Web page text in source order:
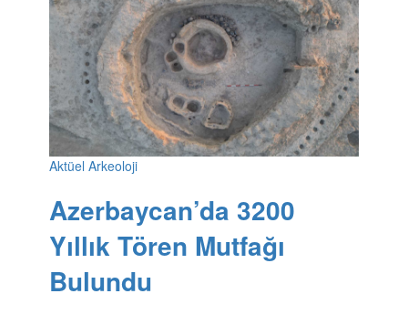
Aktüel Arkeoloji
Azerbaycan’da 3200
Yıllık Tören Mutfağı
Bulundu